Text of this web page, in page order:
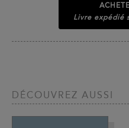
Livre expédié
DÉCOUVREZ AUSSI